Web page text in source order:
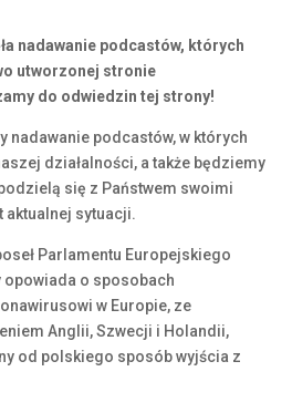
nadawanie podcastów, których
utworzonej stronie
do odwiedzin tej strony!
nadawanie podcastów, w których
działalności, a także będziemy
się z Państwem swoimi
aktualnej sytuacji.
Parlamentu Europejskiego
opowiada o sposobach
w Europie, ze
Anglii, Szwecji i Holandii,
od polskiego sposób wyjścia z